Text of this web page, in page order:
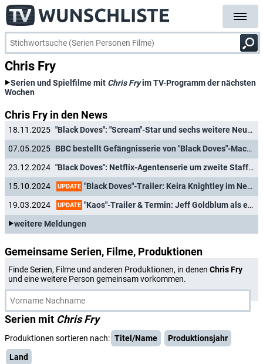
Chris Fry
Serien und Spielfilme mit Chris Fryim TV-Programm der nächsten
Wochen
Chris Fry in den News
18.11.2025
"Black Doves": "Scream"-Star und sechs weitere Neuzugänge für Staffel 2 der Netflix-Serie verpflichtet
07.05.2025
BBC bestellt Gefängnisserie von "Black Doves"-Machern
23.12.2024
"Black Doves": Netflix-Agentenserie um zweite Staffel verlängert
15.10.2024
UPDATE "Black Doves"-Trailer: Keira Knightley im Netflix-Spionagethriller mit Ben Whishaw
19.03.2024 UPDATE "Kaos"-Trailer & Termin: Jeff Goldblum als exzentrischer Zeus in neuer Netflix-Comedy
weitere Meldungen
Gemeinsame Serien, Filme, Produktionen
Finde Serien, Filme und anderen Produktionen, in denen Chris Fry
und eine weitere Person gemeinsam vorkommen.
Serien mit Chris Fry
Produktionen sortieren nach: Titel/Name
Produktionsjahr
Land